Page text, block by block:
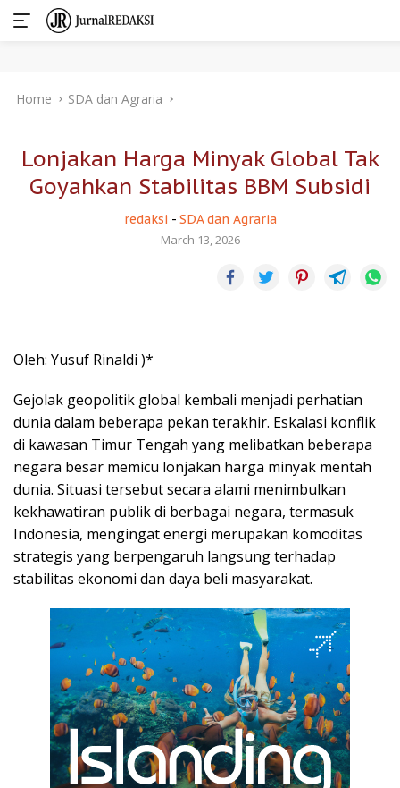
Home SDA dan Agraria
Lonjakan Harga Minyak Global Tak
Goyahkan Stabilitas BBM Subsidi
redaksi - SDA dan Agraria
March 13, 2026
Oleh: Yusuf Rinaldi )*
Gejolak geopolitik global kembali menjadi perhatian
dunia dalam beberapa pekan terakhir. Eskalasi konflik
di kawasan Timur Tengah yang melibatkan beberapa
negara besar memicu lonjakan harga minyak mentah
dunia. Situasi tersebut secara alami menimbulkan
kekhawatiran publik di berbagai negara, termasuk
Indonesia, mengingat energi merupakan komoditas
strategis yang berpengaruh langsung terhadap
stabilitas ekonomi dan daya beli masyarakat.